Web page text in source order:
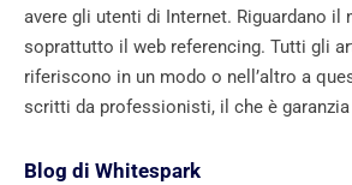
avere gli utenti di Internet. Riguardano il
soprattutto il web referencing. Tutti gli
riferiscono in un modo o nell’altro a
scritti da professionisti, il che è
Blog di Whitespark